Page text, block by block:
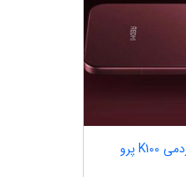
طراحی و تاریخ رونمایی ردمی K100 پرو